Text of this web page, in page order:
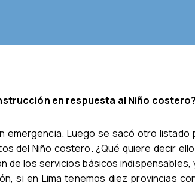
en respuesta al Niño costero?
emergencia. Luego se sacó otro listado
del Niño costero. ¿Qué quiere decir
de los servicios básicos indispensables,
si en Lima tenemos diez provincias con